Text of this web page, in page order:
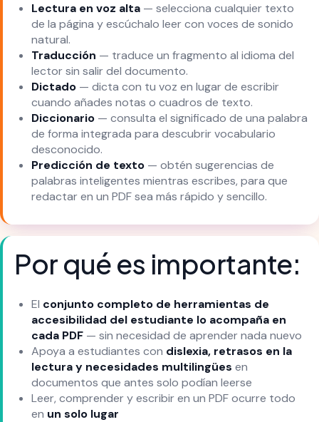
Lectura en voz alta — selecciona cualquier texto
de la página y escúchalo leer con voces de sonido
natural.
Traducción — traduce un fragmento al idioma del
lector sin salir del documento.
Dictado — dicta con tu voz en lugar de escribir
cuando añades notas o cuadros de texto.
Diccionario — consulta el significado de una palabra
de forma integrada para descubrir vocabulario
desconocido.
Predicción de texto — obtén sugerencias de
palabras inteligentes mientras escribes, para que
redactar en un PDF sea más rápido y sencillo.
Por qué es importante:
El conjunto completo de herramientas de
accesibilidad del estudiante lo acompaña en
cada PDF — sin necesidad de aprender nada nuevo
Apoya a estudiantes con dislexia, retrasos en la
lectura y necesidades multilingües en
documentos que antes solo podían leerse
Leer, comprender y escribir en un PDF ocurre todo
en un solo lugar